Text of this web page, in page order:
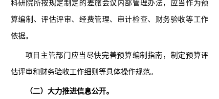
科研院所按规定制定的差旅会议内部管理办法，应当作为预
算编制、评估评审、经费管理、审计检查、财务验收等工作
依据。
项目主管部门应当尽快完善预算编制指南，制定预算评
估评审和财务验收工作细则等具体操作规范。
（二）大力推进信息公开。